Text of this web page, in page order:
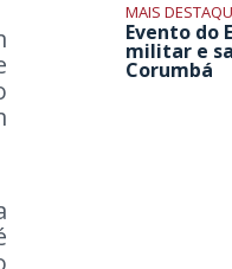
MAIS
Evento do
militar e
Corumbá